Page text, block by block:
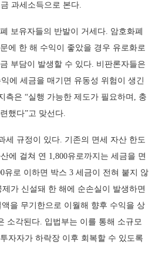
과세소득으로 본다.
보유자들의 반발이 거세다. 암호화폐
에 한 해 수익이 좋았을 경우 유로화로
부담이 발생할 수 있다. 비판론자들은
에 세금을 매기면 유동성 위험이 생긴
측은 “실행 가능한 제도가 필요하며, 충
했다”고 맞선다.
세 규정이 있다. 기존의 면세 자산 한도
에 걸쳐 연 1,800유로까지는 세금을 면
유로 이하면 박스 3 세금이 전혀 붙지 않
가 신설돼 한 해에 순손실이 발생하면
을 무기한으로 이월해 향후 수익을 상
소각된다. 입법부는 이를 통해 소규모
자자가 하락장 이후 회복할 수 있도록